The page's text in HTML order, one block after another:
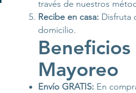
través de nuestros
Recibe en casa: Disfruta
domicilio.
Mayoreo
Envío GRATIS: En